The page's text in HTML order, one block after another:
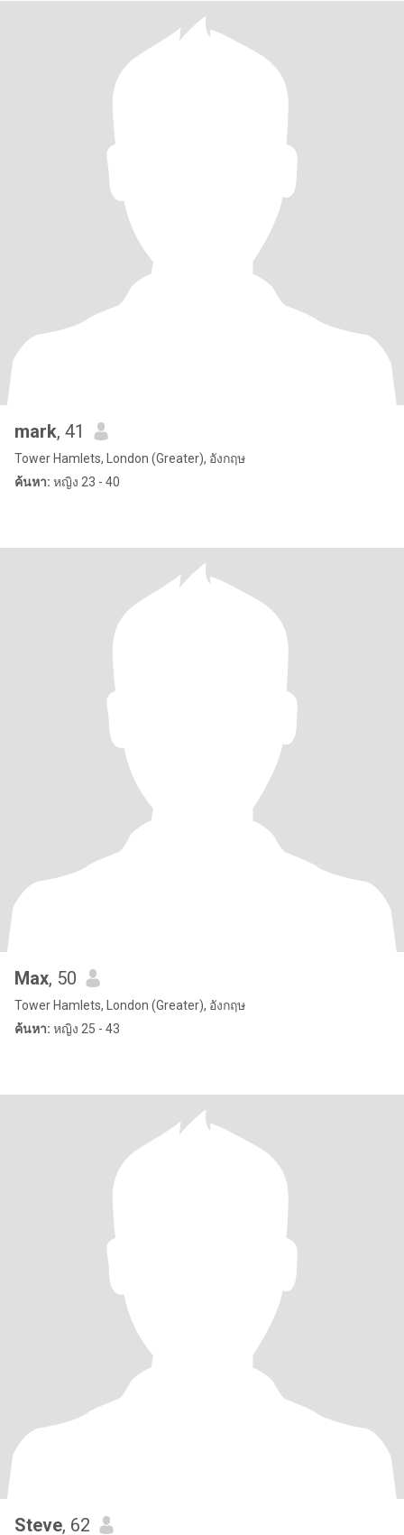
mark, 41
Tower Hamlets, London (Greater), อังกฤษ
ค้นหา: หญิง 23 - 40
Max, 50
Tower Hamlets, London (Greater), อังกฤษ
ค้นหา: หญิง 25 - 43
Steve, 62